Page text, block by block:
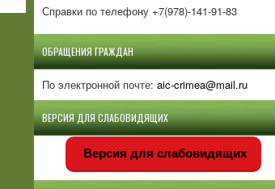
Справки по телефону +7(978)-141-91-83
ОБРАЩЕНИЯ ГРАЖДАН
По электронной почте: aic-crimea@mail.ru
ВЕРСИЯ ДЛЯ СЛАБОВИДЯЩИХ
Версия для слабовидящих